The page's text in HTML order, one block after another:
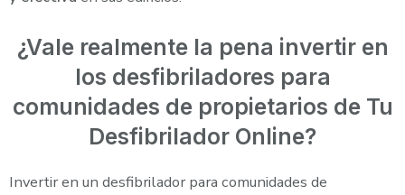
¿Vale realmente la pena invertir en
los desfibriladores para
comunidades de propietarios de Tu
Desfibrilador Online?
Invertir en un desfibrilador para comunidades de